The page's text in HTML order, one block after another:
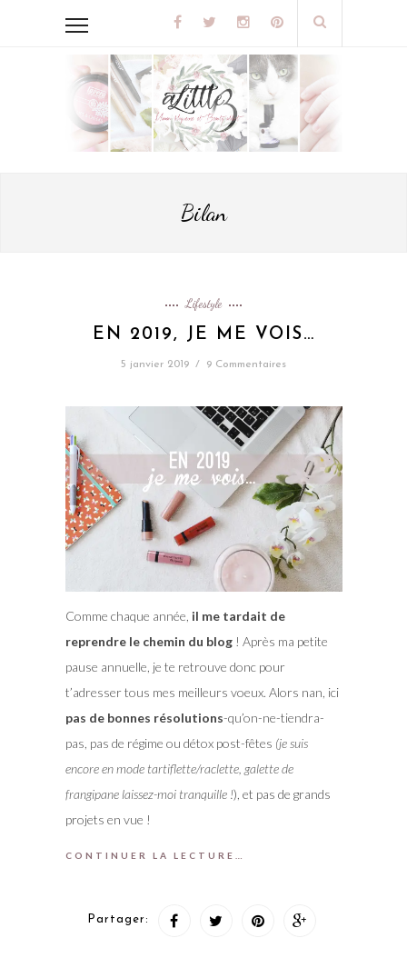
Bilan
Lifestyle
EN 2019, JE ME VOIS…
5 janvier 2019 / 9 Commentaires
Comme chaque année, il me tardait de
reprendre le chemin du blog! Après ma petite
pause annuelle, je te retrouve donc pour
t’adresser tous mes meilleurs voeux. Alors nan, ici
pas de bonnes résolutions-qu’on-ne-tiendra-
pas, pas de régime ou détox post-fêtes (je suis
encore en mode tartiflette/raclette, galette de
frangipane laissez-moi tranquille !), et pas de grands
projets en vue !
CONTINUER LA LECTURE…
Partager: